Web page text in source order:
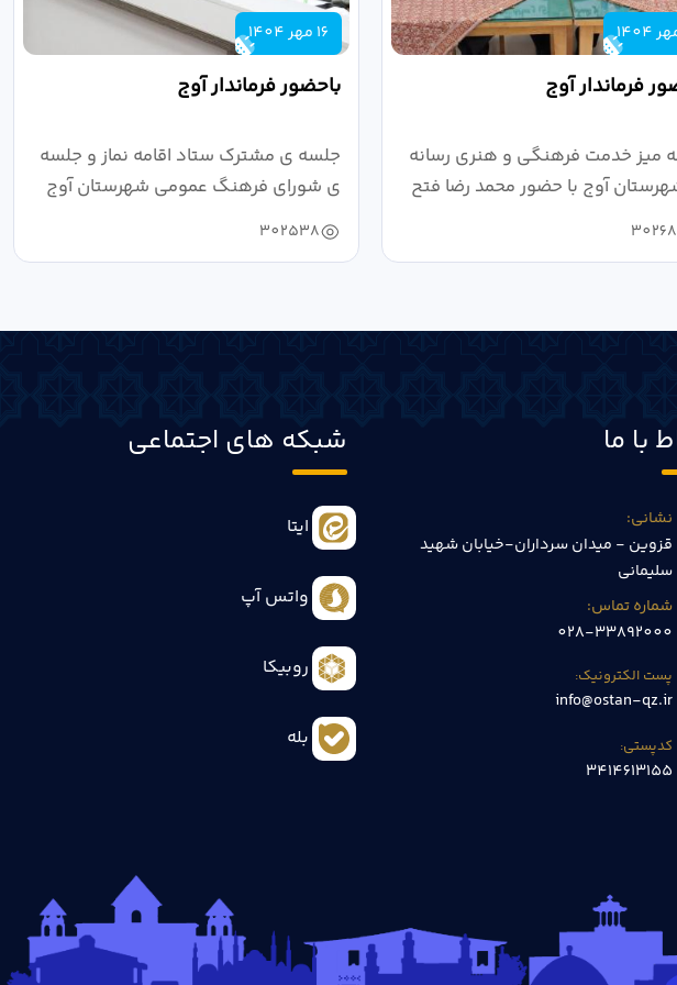
فرماندار آوج
میز خدمت فرهنگی و هنری رسانه
آوج با حضور محمد رضا فتح
16 مهر 1404
باحضور فرماندار آوج
جلسه ی مشترک ستاد اقامه نماز و جلسه
ی شورای فرهنگ عمومی شهرستان آوج
به ریاست...
302538
با ما
نشانی:
قزوین - میدان سرداران-خیابان شهید
سلیمانی
شماره تماس:
028-33892000
پست الکترونیک:
info@ostan-qz.ir
کدپستی:
3414613155
شبکه های اجتماعی
ایتا
واتس آپ
روبیکا
بله